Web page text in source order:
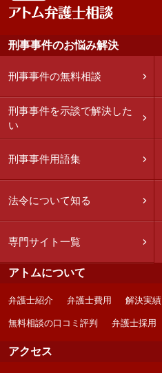
刑事事件のお悩み解決
刑事事件の無料相談
刑事事件を示談で解決した
い
刑事事件用語集
法令について知る
専門サイト一覧
アトムについて
弁護士紹介 弁護士費用 解決実績
無料相談の口コミ評判 弁護士採用
アクセス